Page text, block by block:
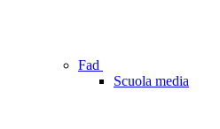
Fad
Scuola media